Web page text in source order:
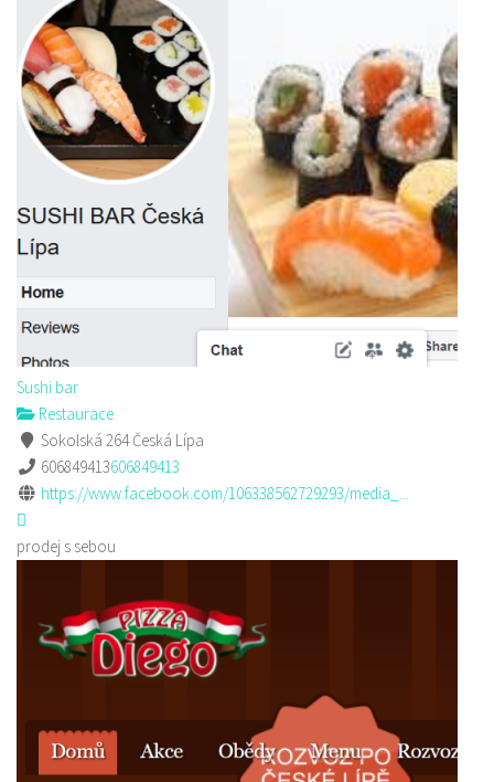
Sushi bar
Restaurace
Sokolská 264 Česká Lípa
606849413606849413
https://www.facebook.com/106338562729293/media_...
prodej s sebou